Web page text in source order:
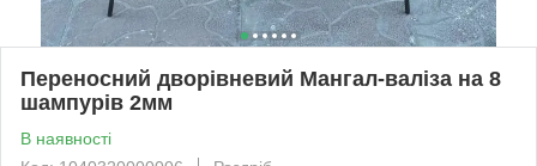
Переносний дворівневий Мангал-валіза на 8
шампурів 2мм
В наявності